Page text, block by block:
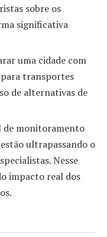
sobre os
significativa
uma cidade com
para transportes
de alternativas de
de monitoramento
ultrapassando o
Nesse
impacto real dos